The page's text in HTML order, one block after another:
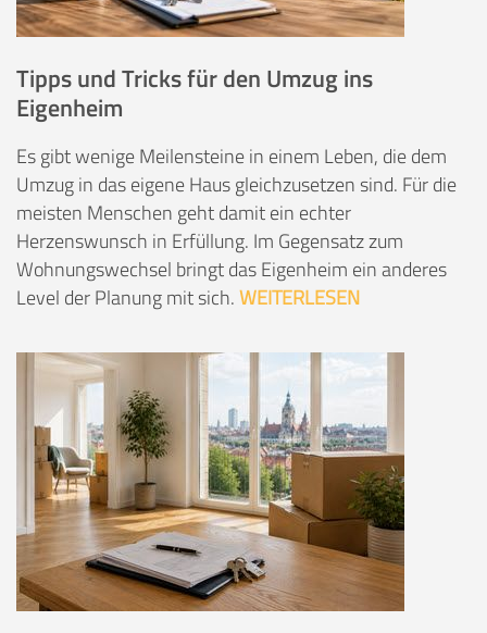
Tipps und Tricks für den Umzug ins
Eigenheim
Es gibt wenige Meilensteine in einem Leben, die dem
Umzug in das eigene Haus gleichzusetzen sind. Für die
meisten Menschen geht damit ein echter
Herzenswunsch in Erfüllung. Im Gegensatz zum
Wohnungswechsel bringt das Eigenheim ein anderes
Level der Planung mit sich.WEITERLESEN